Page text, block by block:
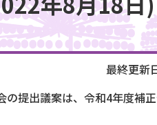
最終更新
提出議案は、令和4年度補